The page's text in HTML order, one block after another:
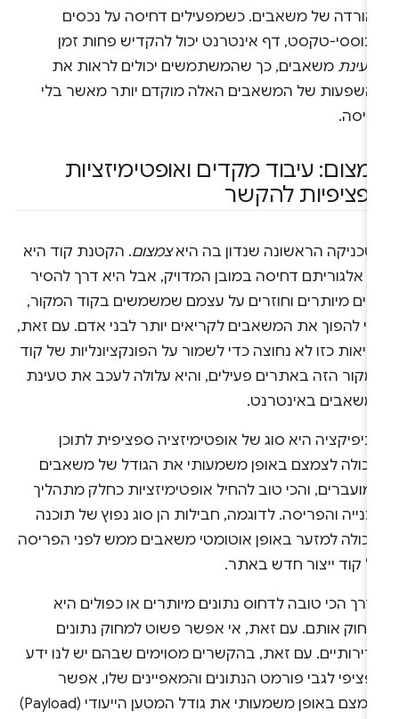
של משאבים. כשמפעילים דחיסה על נכסים
טקסט, דף אינטרנט יכול להקדיש פחות זמן
משאבים, כך שהמשתמשים יכולים לראות את
של המשאבים האלה מוקדם יותר מאשר בלי
עיבוד מקדים ואופטימיזציות
להקשר
הראשונה שנדון בה היאצמצום. הקטנת קוד היא
אלגוריתם דחיסה במובן המדויק, אבל היא דרך להסיר
מיותרים וחוזרים על עצמם שמשמשים בקוד המקור,
להפוך את המשאבים לקריאים יותר לבני אדם. עם זאת,
כזו לא נחוצה כדי לשמור על הפונקציונליות של קוד
הזה באתרים פעילים, והיא עלולה לעכב את טעינת
באינטרנט.
היא סוג של אופטימיזציה ספציפית לתוכן
לצמצם באופן משמעותי את הגודל של משאבים
והכי טוב להחיל אופטימיזציות כחלק מתהליך
והפריסה. לדוגמה, חבילות הן סוג נפוץ של תוכנה
למזער באופן אוטומטי משאבים ממש לפני הפריסה
קוד ייצור חדש באתר.
הכי טובה לדחוס נתונים מיותרים או כפולים היא
אותם. עם זאת, אי אפשר פשוט למחוק נתונים
עם זאת, בהקשרים מסוימים שבהם יש לנו ידע
לגבי פורמט הנתונים והמאפיינים שלו, אפשר
לצמצם באופן משמעותי את גודל המטען הייעודי (Payload)